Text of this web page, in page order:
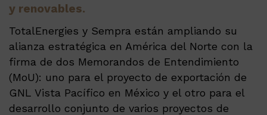
y renovables.
TotalEnergies y Sempra están ampliando su
alianza estratégica en América del Norte con la
firma de dos Memorandos de Entendimiento
(MoU): uno para el proyecto de exportación de
GNL Vista Pacífico en México y el otro para el
desarrollo conjunto de varios proyectos de